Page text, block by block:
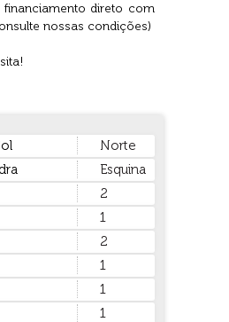
financiamento direto com
nossas condições)
Norte
Esquina
2
1
2
1
1
1